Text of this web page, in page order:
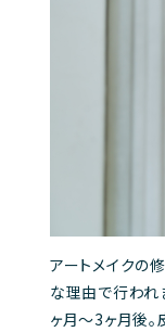
アートメイクの
な理由で行われ
ヶ月～3ヶ月後